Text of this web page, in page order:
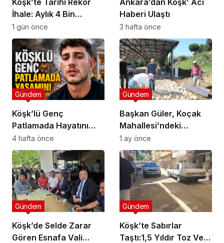
İhale: Aylık 4 Bin
Liradan Başladı, 251
Bin Lirada Bitti
1 gün önce
Haberi Ulaştı
3 hafta önce
Köşk’lü Genç
Patlamada Hayatını
Kaybetti
Gündem
4 hafta önce
Başkan Güler, Koçak
Mahallesi’ndeki
Çalışmaları İnceledi
Gündem
1 ay önce
Köşk’de Selde Zarar
Gören Esnafa Vali
Gündem
Köşk’te Sabırlar
Taştı:1,5 Yıldır Toz Ve
Gündem